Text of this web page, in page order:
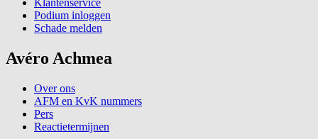
Klantenservice
Podium inloggen
Schade melden
Avéro Achmea
Over ons
AFM en KvK nummers
Pers
Reactietermijnen